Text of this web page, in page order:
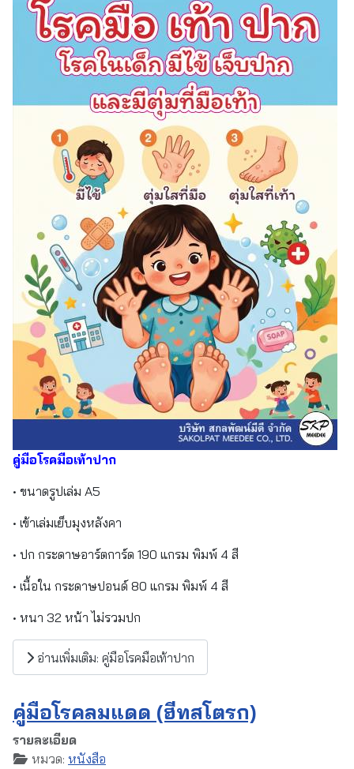
คู่มือโรคมือเท้าปาก
• ขนาดรูปเล่ม A5
• เข้าเล่มเย็บมุงหลังคา
• ปก กระดาษอาร์ตการ์ด 190 แกรม พิมพ์ 4 สี
• เนื้อใน กระดาษปอนด์ 80 แกรม พิมพ์ 4 สี
• หนา 32 หน้า ไม่รวมปก
อ่านเพิ่มเติม: คู่มือโรคมือเท้าปาก
คู่มือโรคลมแดด (ฮีทสโตรก)
รายละเอียด
หมวด: หนังสือ